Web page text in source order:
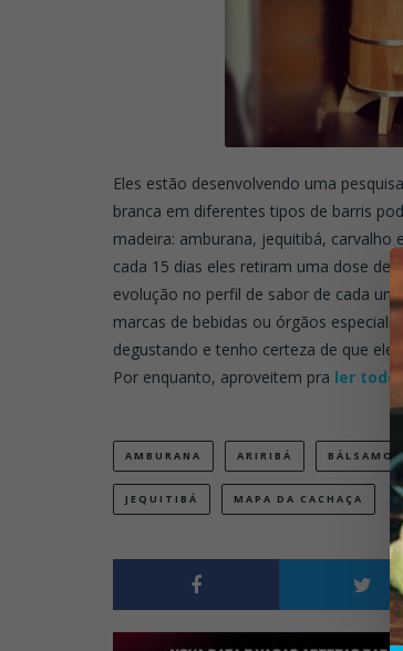
Eles estão desenvolvendo uma
branca em diferentes tipos de barris
madeira: amburana, jequitibá, carvalho
cada 15 dias eles retiram uma dose de
evolução no perfil de sabor de cada
marcas de bebidas ou órgãos
degustando e tenho certeza de que
Por enquanto, aproveitem pra ler todo
AMBURANA ARIRIBÁ BÁLSAMO
JEQUITIBÁ MAPA DA CACHAÇA